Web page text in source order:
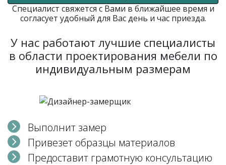
Специалист свяжется с Вами в ближайшее время и
согласует удобный для Вас день и час приезда.
У нас работают лучшие специалисты
в области проектирования мебели по
индивидуальным размерам
Выполнит замер
Привезет образцы материалов
Предоставит грамотную консультацию